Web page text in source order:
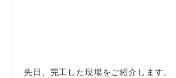
先日、完工した現場をご紹介します。